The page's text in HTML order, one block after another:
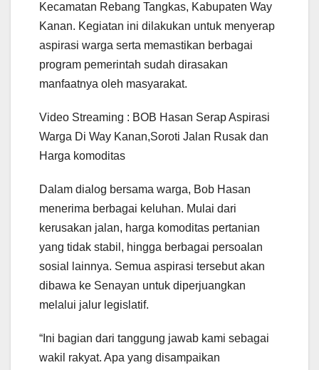
Kecamatan Rebang Tangkas, Kabupaten Way
Kanan. Kegiatan ini dilakukan untuk menyerap
aspirasi warga serta memastikan berbagai
program pemerintah sudah dirasakan
manfaatnya oleh masyarakat.
Video Streaming : BOB Hasan Serap Aspirasi
Warga Di Way Kanan,Soroti Jalan Rusak dan
Harga komoditas
Dalam dialog bersama warga, Bob Hasan
menerima berbagai keluhan. Mulai dari
kerusakan jalan, harga komoditas pertanian
yang tidak stabil, hingga berbagai persoalan
sosial lainnya. Semua aspirasi tersebut akan
dibawa ke Senayan untuk diperjuangkan
melalui jalur legislatif.
“Ini bagian dari tanggung jawab kami sebagai
wakil rakyat. Apa yang disampaikan